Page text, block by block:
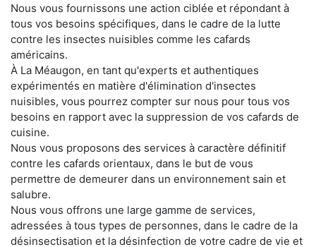
Nous vous fournissons une action ciblée et répondant à
tous vos besoins spécifiques, dans le cadre de la lutte
contre les insectes nuisibles comme les cafards
américains.
À La Méaugon, en tant qu'experts et authentiques
expérimentés en matière d'élimination d'insectes
nuisibles, vous pourrez compter sur nous pour tous vos
besoins en rapport avec la suppression de vos cafards de
cuisine.
Nous vous proposons des services à caractère définitif
contre les cafards orientaux, dans le but de vous
permettre de demeurer dans un environnement sain et
salubre.
Nous vous offrons une large gamme de services,
adressées à tous types de personnes, dans le cadre de la
désinsectisation et la désinfection de votre cadre de vie et